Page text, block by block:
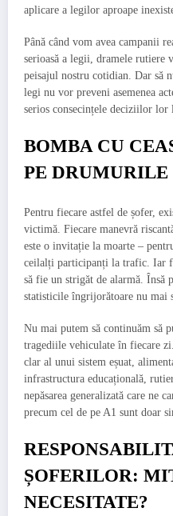
aplicare a legilor aproape
Până când vom avea campanii
serioasă a legii, dramele rutiere
peisajul nostru cotidian. Dar să
legi nu vor preveni asemenea
serios consecințele deciziilor lor
BOMBA CU
PE DRUMURILE
Pentru fiecare astfel de șofer,
victimă. Fiecare manevră
este o invitație la moarte –
ceilalți participanți la trafic. Iar
să fie un strigăt de alarmă. Însă
statisticile îngrijorătoare nu mai
Nu mai putem să continuăm să
tragediile vehiculate în fiecare
clar al unui sistem eșuat,
infrastructura educațională,
nepăsarea generalizată care ne
precum cel de pe A1 sunt doar
ȘOFERILOR:
NECESITATE?